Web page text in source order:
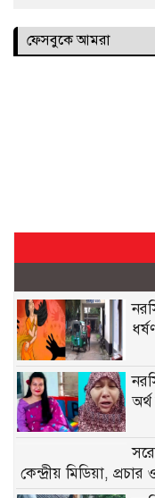
ফেসবুকে আমরা
কেন্দ্রীয় মিডিয়া,